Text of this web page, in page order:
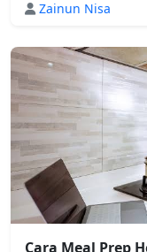
Zainun Nisa
Cara Meal Prep